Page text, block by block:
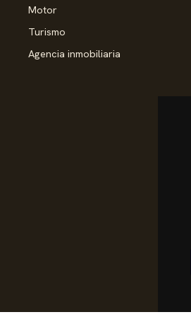
Motor
Turismo
Agencia inmobiliaria